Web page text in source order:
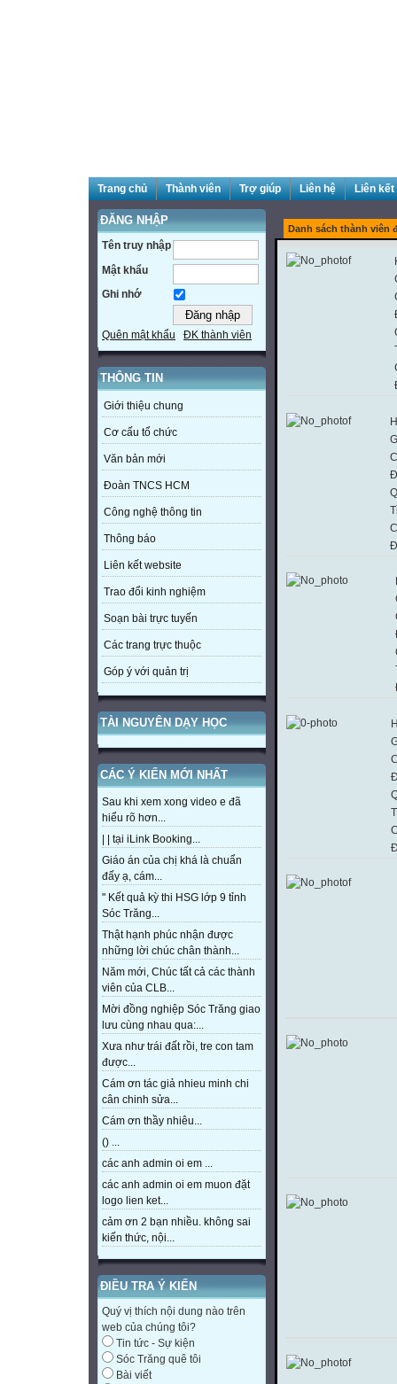
Trang chủ Thành viên Trợ giúp Liên hệ Liên
ĐĂNG NHẬP
Tên truy nhập
Mật khẩu
Ghi nhớ
Quên mật khẩu ĐK thành viên
THÔNG TIN
Giới thiệu chung
Cơ cấu tổ chức
Văn bản mới
Đoàn TNCS HCM
Công nghệ thông tin
Thông báo
Liên kết website
Trao đổi kinh nghiệm
Soạn bài trực tuyến
Các trang trực thuộc
Góp ý với quản trị
TÀI NGUYÊN DẠY HỌC
CÁC Ý KIẾN MỚI NHẤT
Sau khi xem xong video e đã
hiểu rõ hơn...
| | tại iLink Booking...
Giáo án của chị khá là chuẩn
đấy ạ, cám...
" Kết quả kỳ thi HSG lớp 9 tỉnh
Sóc Trăng...
Thật hạnh phúc nhận được
những lời chúc chân thành...
Năm mới, Chúc tất cả các thành
viên của CLB...
Mời đồng nghiệp Sóc Trăng giao
lưu cùng nhau qua:...
Xưa như trái đất rồi, tre con tam
được...
Cám ơn tác giả nhieu minh chi
cân chinh sửa...
Cám ơn thầy nhiêu...
() ...
các anh admin oi em ...
các anh admin oi em muon đặt
logo lien ket...
cảm ơn 2 bạn nhiều. không sai
kiến thức, nội...
ĐIỀU TRA Ý KIẾN
Quý vị thích nội dung nào trên
web của chúng tôi?
Tin tức - Sự kiện
Sóc Trăng quê tôi
Bài viết
Danh sách thành viên